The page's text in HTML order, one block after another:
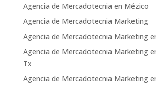
Agencia de Mercadotecnia en Mézico
Agencia de Mercadotecnia Marketing
Agencia de Mercadotecnia Marketing
Agencia de Mercadotecnia Marketing
Tx
Agencia de Mercadotecnia Marketing